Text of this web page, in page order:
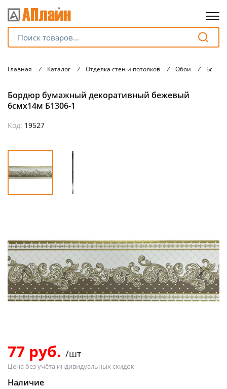
Главная / Каталог / Отделка стен и потолков / Обои /
Бордюр бумажный декоративный бежевый
6смх14м Б1306-1
Код: 19527
77 руб. /шт
Цена без учёта индивидуальных скидок
Наличие
оплатуна части
График платежей
25%
Добавляйте товары
в корзину
Оплачивайте сегодня только
25% картой любого банка
выбранный способом
Оставшиеся